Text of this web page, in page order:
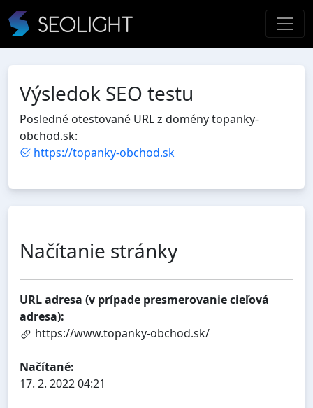
Výsledok SEO testu
Posledné otestované URL z domény topanky-
obchod.sk:
https://topanky-obchod.sk
Načítanie stránky
URL adresa (v prípade presmerovanie cieľová
adresa):
https://www.topanky-obchod.sk/
Načítané:
17. 2. 2022 04:21